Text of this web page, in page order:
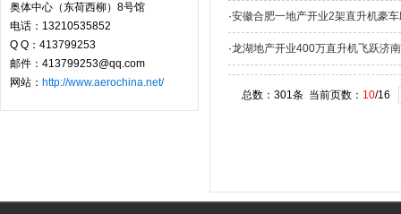
奥体中心（东荷西柳）8号馆
电话：13210535852
Q Q：413799253
邮件：413799253@qq.com
网站： http://www.aerochina.net/
·安徽合肥一地产开业2架直升机豪
·龙湖地产开业400万直升机飞跃济
总数：301条 当前页数： 10/16